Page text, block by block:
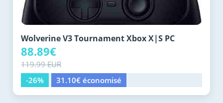
Wolverine V3 Tournament Xbox X|S PC
88.89€
119.99 EUR
-26%
31.10€ économisé